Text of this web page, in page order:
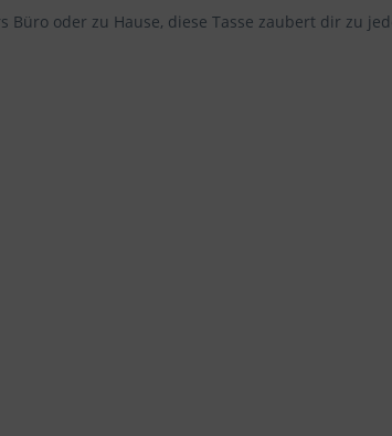
Büro oder zu Hause, diese Tasse zaubert dir zu